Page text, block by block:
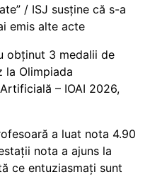
/ ISJ susține că s-a
emis alte acte
obținut 3 medalii de
la Olimpiada
– IOAI 2026,
a luat nota 4.90
nota a ajuns la
ce entuziasmați sunt